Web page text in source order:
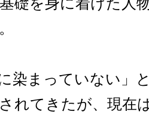
染まっていない」
れてきたが、現在